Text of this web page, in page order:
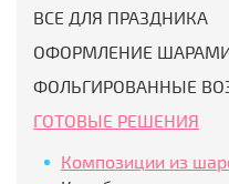
ВСЕ ДЛЯ ПРАЗДНИКА
ОФОРМЛЕНИЕ
ФОЛЬГИРОВАННЫЕ
ГОТОВЫЕ РЕШЕНИЯ
Композиции из